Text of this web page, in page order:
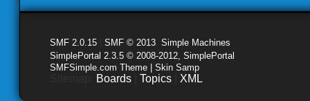
SMF 2.0.15 SMF © 2013 Simple Machines
SimplePortal 2.3.5 © 2008-2012, SimplePortal
SMFSimple.com Theme | Skin Samp
Boards Topics XML